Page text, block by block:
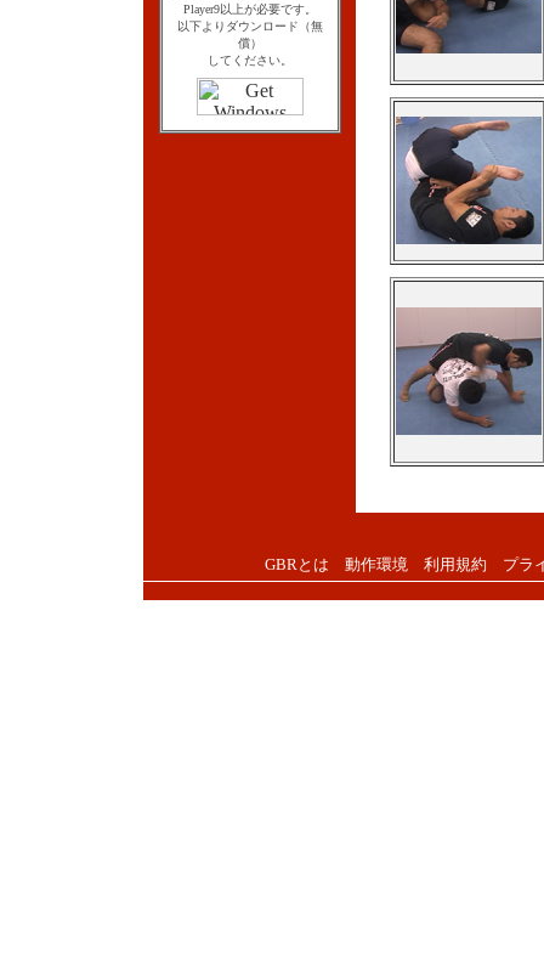
Player9以上が必要です。
以下よりダウンロード（無
償）
してください。
GBRとは 動作環境 利用規約 プラ